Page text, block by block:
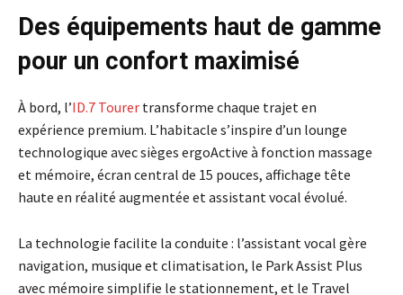
Des équipements haut de gamme
pour un confort maximisé
À bord, l’ID.7 Tourer transforme chaque trajet en
expérience premium. L’habitacle s’inspire d’un lounge
technologique avec sièges ergoActive à fonction massage
et mémoire, écran central de 15 pouces, affichage tête
haute en réalité augmentée et assistant vocal évolué.
La technologie facilite la conduite : l’assistant vocal gère
navigation, musique et climatisation, le Park Assist Plus
avec mémoire simplifie le stationnement, et le Travel